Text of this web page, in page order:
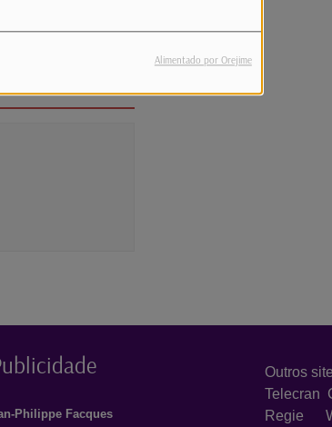
Alimentado por Orejime
Chipre.
Philippe Facques
Outros
Telecran
Regie